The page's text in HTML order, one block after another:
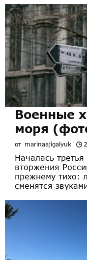
Военные
моря
от marinaajigalyuk
Началась
вторжения
прежнему тихо:
сменятся